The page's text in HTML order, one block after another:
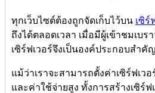
ทุกเว็บไซต์ต้องถูกจัดเก็บไว้บน เซิร์
ถึงได้ตลอดเวลา เมื่อมีผู้เข้าชมเบ
เซิร์ฟเวอร์จึงเป็นองค์ประกอบสำ
แม้ว่าเราจะสามารถตั้งค่าเซิร์ฟเว
และค่าใช้จ่ายสูง ทั้งการสร้างเซิร์